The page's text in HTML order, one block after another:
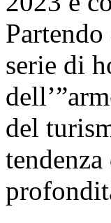
serie di
del